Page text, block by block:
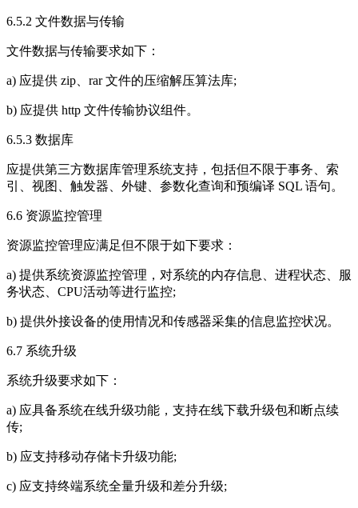
6.5.2 文件数据与传输
文件数据与传输要求如下：
a) 应提供 zip、rar 文件的压缩解压算法库;
b) 应提供 http 文件传输协议组件。
6.5.3 数据库
应提供第三方数据库管理系统支持，包括但不限于事务、索
引、视图、触发器、外键、参数化查询和预编译 SQL 语句。
6.6 资源监控管理
资源监控管理应满足但不限于如下要求：
a) 提供系统资源监控管理，对系统的内存信息、进程状态、服
务状态、CPU活动等进行监控;
b) 提供外接设备的使用情况和传感器采集的信息监控状况。
6.7 系统升级
系统升级要求如下：
a) 应具备系统在线升级功能，支持在线下载升级包和断点续
传;
b) 应支持移动存储卡升级功能;
c) 应支持终端系统全量升级和差分升级;